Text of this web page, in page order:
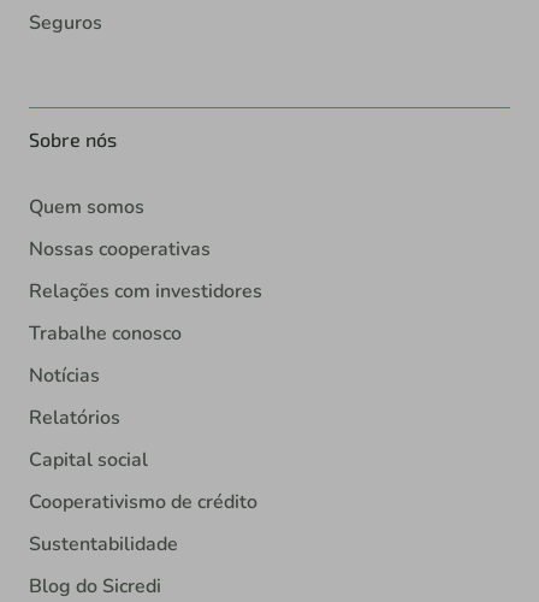
Seguros
Sobre nós
Quem somos
Nossas cooperativas
Relações com investidores
Trabalhe conosco
Notícias
Relatórios
Capital social
Cooperativismo de crédito
Sustentabilidade
Blog do Sicredi